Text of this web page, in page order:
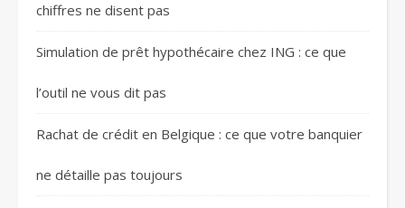
chiffres ne disent pas
Simulation de prêt hypothécaire chez ING : ce que
l’outil ne vous dit pas
Rachat de crédit en Belgique : ce que votre banquier
ne détaille pas toujours